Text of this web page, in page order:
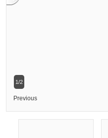
1/2
Previous